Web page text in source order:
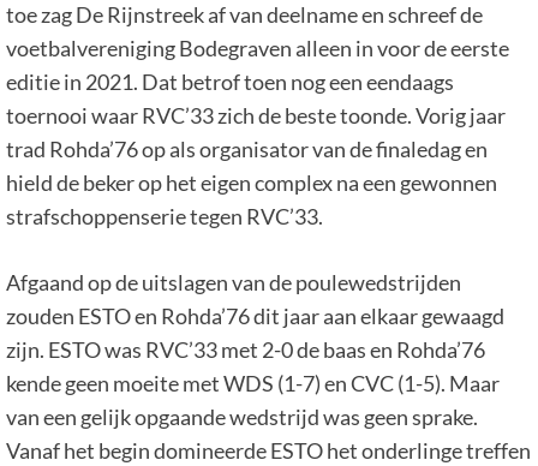
toe zag De Rijnstreek af van deelname en schreef de
voetbalvereniging Bodegraven alleen in voor de eerste
editie in 2021. Dat betrof toen nog een eendaags
toernooi waar RVC’33 zich de beste toonde. Vorig jaar
trad Rohda’76 op als organisator van de finaledag en
hield de beker op het eigen complex na een gewonnen
strafschoppenserie tegen RVC’33.
Afgaand op de uitslagen van de poulewedstrijden
zouden ESTO en Rohda’76 dit jaar aan elkaar gewaagd
zijn. ESTO was RVC’33 met 2-0 de baas en Rohda’76
kende geen moeite met WDS (1-7) en CVC (1-5). Maar
van een gelijk opgaande wedstrijd was geen sprake.
Vanaf het begin domineerde ESTO het onderlinge treffen